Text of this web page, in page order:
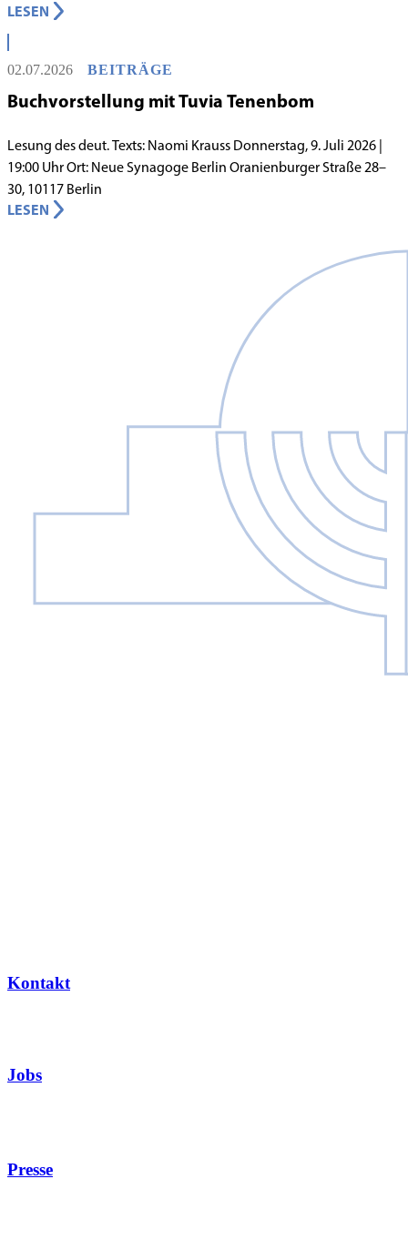
Lebens in Berlin gilt, begann in den 1980er-Jahren unter
schwierigen Voraussetzungen. Vor dem Hintergrund eines
innergemeindlichen Wandels entstand bereits 1983 die Idee, eine
jüdische Grundschule zu gründen.
LESEN
02.07.2026 BEITRÄGE
Buchvorstellung mit Tuvia Tenenbom
Lesung des deut. Texts: Naomi Krauss Donnerstag, 9. Juli 2026 |
19:00 Uhr Ort: Neue Synagoge Berlin Oranienburger Straße 28–
30, 10117 Berlin
LESEN
Kontakt
Jobs
Presse